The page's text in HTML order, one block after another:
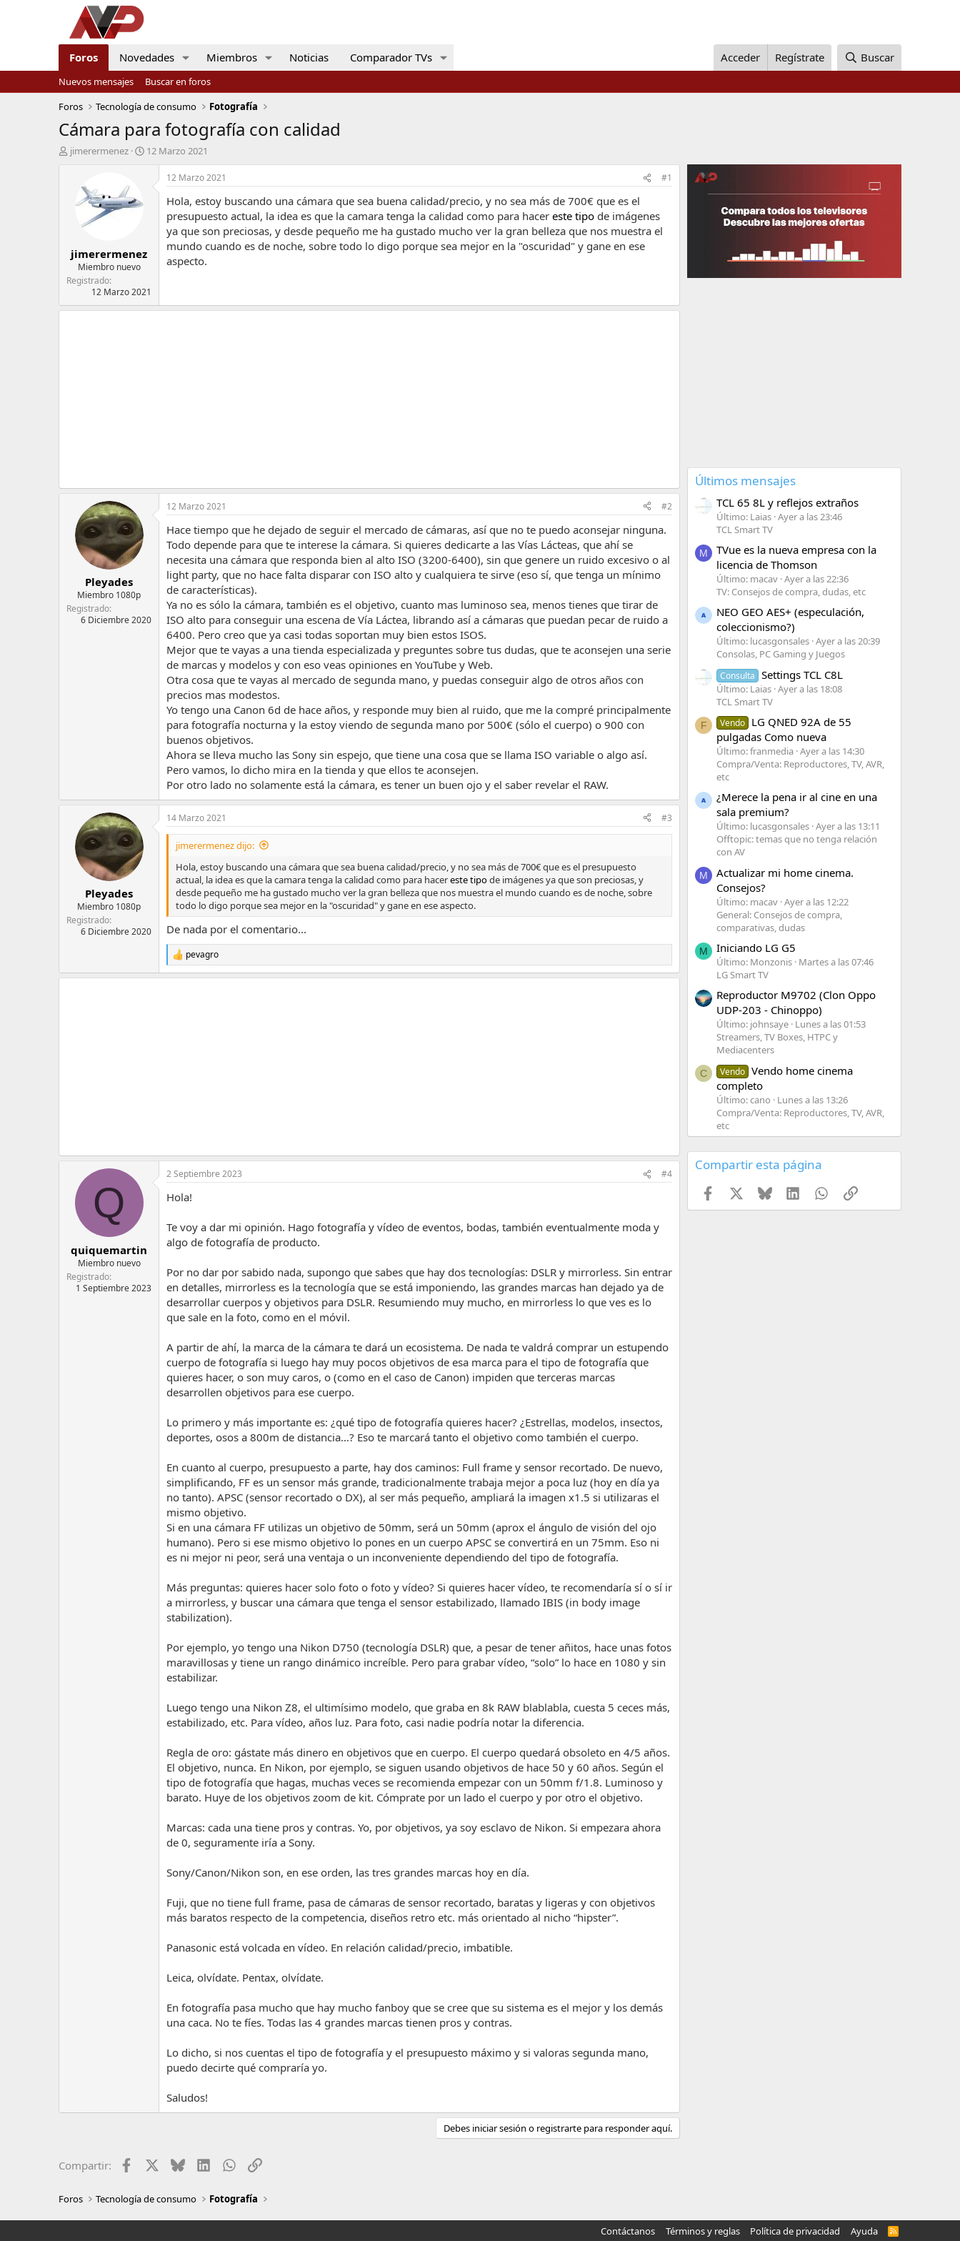
Foros Novedades Miembros Noticias Comparador TVs Acceder Regístrate Buscar
Nuevos mensajes
Buscar en foros
Foros
Tecnología de consumo Fotografía
Cámara para fotografía con calidad
I
r
e
t
jimerermenez
F
n
i
o
12 Marzo 2021
jimerermenez
Miembro nuevo
Registrado
12 Marzo 2021
12 Marzo 2021 #1
Hola, estoy buscando una cámara que sea buena calidad/precio, y no sea más de 700€ que es el
presupuesto actual, la idea es que la camara tenga la calidad como para hacer este tipo de imágenes
ya que son preciosas, y desde pequeño me ha gustado mucho ver la gran belleza que nos muestra el
mundo cuando es de noche, sobre todo lo digo porque sea mejor en la "oscuridad" y gane en ese
aspecto.
Pleyades
Miembro 1080p
Registrado
6 Diciembre 2020
12 Marzo 2021 #2
Hace tiempo que he dejado de seguir el mercado de cámaras, así que no te puedo aconsejar ninguna.
Todo depende para que te interese la cámara. Si quieres dedicarte a las Vías Lácteas, que ahí se
necesita una cámara que responda bien al alto ISO (3200-6400), sin que genere un ruido excesivo o al
light party, que no hace falta disparar con ISO alto y cualquiera te sirve (eso sí, que tenga un mínimo
de características).
Ya no es sólo la cámara, también es el objetivo, cuanto mas luminoso sea, menos tienes que tirar de
ISO alto para conseguir una escena de Vía Láctea, librando así a cámaras que puedan pecar de ruido a
6400. Pero creo que ya casi todas soportan muy bien estos ISOS.
Mejor que te vayas a una tienda especializada y preguntes sobre tus dudas, que te aconsejen una serie
de marcas y modelos y con eso veas opiniones en YouTube y Web.
Otra cosa que te vayas al mercado de segunda mano, y puedas conseguir algo de otros años con
precios mas modestos.
Yo tengo una Canon 6d de hace años, y responde muy bien al ruido, que me la compré principalmente
para fotografía nocturna y la estoy viendo de segunda mano por 500€ (sólo el cuerpo) o 900 con
buenos objetivos.
Ahora se lleva mucho las Sony sin espejo, que tiene una cosa que se llama ISO variable o algo así.
Pero vamos, lo dicho mira en la tienda y que ellos te aconsejen.
Por otro lado no solamente está la cámara, es tener un buen ojo y el saber revelar el RAW.
Pleyades
Miembro 1080p
Registrado
6 Diciembre 2020
14 Marzo 2021 #3
jimerermenez dijo:
Hola, estoy buscando una cámara que sea buena calidad/precio, y no sea más de 700€ que es el presupuesto
actual, la idea es que la camara tenga la calidad como para hacereste tipode imágenes ya que son preciosas, y
desde pequeño me ha gustado mucho ver la gran belleza que nos muestra el mundo cuando es de noche, sobre
todo lo digo porque sea mejor en la "oscuridad" y gane en ese aspecto.
De nada por el comentario...
R
e
a
pevagro
Q
quiquemartin
Miembro nuevo
Registrado
1 Septiembre 2023
2 Septiembre 2023 #4
Hola!
Te voy a dar mi opinión. Hago fotografía y vídeo de eventos, bodas, también eventualmente moda y
algo de fotografía de producto.
Por no dar por sabido nada, supongo que sabes que hay dos tecnologías: DSLR y mirrorless. Sin entrar
en detalles, mirrorless es la tecnología que se está imponiendo, las grandes marcas han dejado ya de
desarrollar cuerpos y objetivos para DSLR. Resumiendo muy mucho, en mirrorless lo que ves es lo
que sale en la foto, como en el móvil.
A partir de ahí, la marca de la cámara te dará un ecosistema. De nada te valdrá comprar un estupendo
cuerpo de fotografía si luego hay muy pocos objetivos de esa marca para el tipo de fotografía que
quieres hacer, o son muy caros, o (como en el caso de Canon) impiden que terceras marcas
desarrollen objetivos para ese cuerpo.
Lo primero y más importante es: ¿qué tipo de fotografía quieres hacer? ¿Estrellas, modelos, insectos,
deportes, osos a 800m de distancia…? Eso te marcará tanto el objetivo como también el cuerpo.
En cuanto al cuerpo, presupuesto a parte, hay dos caminos: Full frame y sensor recortado. De nuevo,
simplificando, FF es un sensor más grande, tradicionalmente trabaja mejor a poca luz (hoy en día ya
no tanto). APSC (sensor recortado o DX), al ser más pequeño, ampliará la imagen x1.5 si utilizaras el
mismo objetivo.
Si en una cámara FF utilizas un objetivo de 50mm, será un 50mm (aprox el ángulo de visión del ojo
humano). Pero si ese mismo objetivo lo pones en un cuerpo APSC se convertirá en un 75mm. Eso ni
es ni mejor ni peor, será una ventaja o un inconveniente dependiendo del tipo de fotografía.
Más preguntas: quieres hacer solo foto o foto y vídeo? Si quieres hacer vídeo, te recomendaría sí o sí ir
a mirrorless, y buscar una cámara que tenga el sensor estabilizado, llamado IBIS (in body image
stabilization).
Por ejemplo, yo tengo una Nikon D750 (tecnología DSLR) que, a pesar de tener añitos, hace unas fotos
maravillosas y tiene un rango dinámico increíble. Pero para grabar vídeo, “solo” lo hace en 1080 y sin
estabilizar.
Luego tengo una Nikon Z8, el ultimísimo modelo, que graba en 8k RAW blablabla, cuesta 5 ceces más,
estabilizado, etc. Para vídeo, años luz. Para foto, casi nadie podría notar la diferencia.
Regla de oro: gástate más dinero en objetivos que en cuerpo. El cuerpo quedará obsoleto en 4/5 años.
El objetivo, nunca. En Nikon, por ejemplo, se siguen usando objetivos de hace 50 y 60 años. Según el
tipo de fotografía que hagas, muchas veces se recomienda empezar con un 50mm f/1.8. Luminoso y
barato. Huye de los objetivos zoom de kit. Cómprate por un lado el cuerpo y por otro el objetivo.
Marcas: cada una tiene pros y contras. Yo, por objetivos, ya soy esclavo de Nikon. Si empezara ahora
de 0, seguramente iría a Sony.
Sony/Canon/Nikon son, en ese orden, las tres grandes marcas hoy en día.
Fuji, que no tiene full frame, pasa de cámaras de sensor recortado, baratas y ligeras y con objetivos
más baratos respecto de la competencia, diseños retro etc. más orientado al nicho “hipster”.
Panasonic está volcada en vídeo. En relación calidad/precio, imbatible.
Leica, olvídate. Pentax, olvídate.
En fotografía pasa mucho que hay mucho fanboy que se cree que su sistema es el mejor y los demás
una caca. No te fíes. Todas las 4 grandes marcas tienen pros y contras.
Lo dicho, si nos cuentas el tipo de fotografía y el presupuesto máximo y si valoras segunda mano,
puedo decirte qué compraría yo.
Saludos!
Debes iniciar sesión o registrarte para responder aquí.
Compartir: Facebook BlueskyLinkedInWhatsApp
Enlace
Últimos mensajes
TCL 65 8L y reflejos extraños
Último: Laias Ayer a las 23:46
TCL Smart TV
M
TVue es la nueva empresa con la
licencia de Thomson
Último: macav Ayer a las 22:36
TV: Consejos de compra, dudas, etc
NEO GEO AES+ (especulación,
coleccionismo?)
Último: lucasgonsales Ayer a las 20:39
Consolas, PC Gaming y Juegos
Consulta Settings TCL C8L
Último: Laias Ayer a las 18:08
TCL Smart TV
F Vendo LG QNED 92A de 55
pulgadas Como nueva
Último: franmedia Ayer a las 14:30
Compra/Venta: Reproductores, TV, AVR,
etc
¿Merece la pena ir al cine en una
sala premium?
Último: lucasgonsales Ayer a las 13:11
Offtopic: temas que no tenga relación
con AV
M
Actualizar mi home cinema.
Consejos?
Último: macav Ayer a las 12:22
General: Consejos de compra,
comparativas, dudas
M Iniciando LG G5
Último: Monzonis Martes a las 07:46
LG Smart TV
Reproductor M9702 (Clon Oppo
UDP-203 - Chinoppo)
Último: johnsaye Lunes a las 01:53
Streamers, TV Boxes, HTPC y
Mediacenters
C Vendo Vendo home cinema
completo
Último: cano
Lunes a las 13:26
Compra/Venta: Reproductores, TV, AVR,
etc
Compartir esta página
Facebook Bluesky LinkedInWhatsApp
Enlace
Foros Tecnología de consumo Fotografía
Contáctanos Términos y reglas Política de privacidad Ayuda
R